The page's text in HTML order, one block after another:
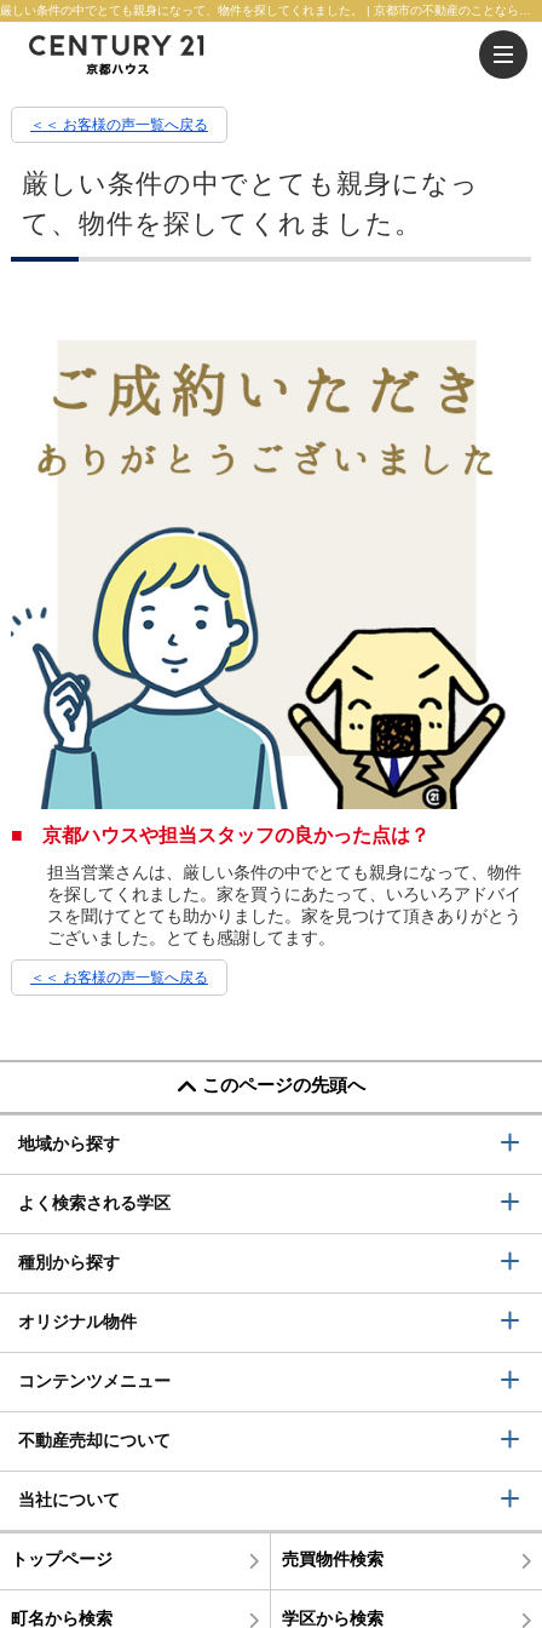
＜＜ お客様の声一覧へ戻る
厳しい条件の中でとても親身になっ
て、物件を探してくれました。
■ 京都ハウスや担当スタッフの良かった点は？
担当営業さんは、厳しい条件の中でとても親身になって、物件
を探してくれました。家を買うにあたって、いろいろアドバイ
スを聞けてとても助かりました。家を見つけて頂きありがとう
ございました。とても感謝してます。
＜＜ お客様の声一覧へ戻る
このページの先頭へ
地域から探す
よく検索される学区
種別から探す
オリジナル物件
コンテンツメニュー
不動産売却について
当社について
トップページ 売買物件検索
町名から検索 学区から検索